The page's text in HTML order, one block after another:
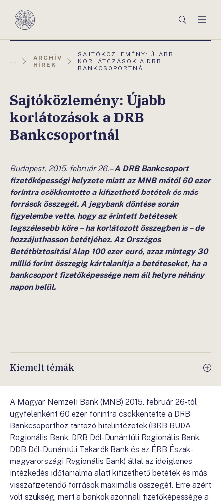
Magyar
Keresés
...
ARCHÍV
HÍREK
AKTUÁLIS
OLDAL:
SAJTÓKÖZLEMÉNY: ÚJABB
KORLÁTOZÁSOK A DRB
BANKCSOPORTNÁL
Sajtóközlemény: Újabb
korlátozások a DRB
Bankcsoportnál
Budapest, 2015. február 26. –A DRB Bankcsoport
fizetőképességi helyzete miatt azMNB mától 60 ezer
forintra csökkentette a kifizethető betétek és más
források összegét. A jegybank döntése során
figyelembe vette, hogy az érintett betétesek
legszélesebb köre – ha korlátozott összegben is – de
hozzájuthasson betétjéhez. Az Országos
Betétbiztosítási Alap 100 ezer euró, azaz mintegy 30
millió forint összegig kártalanítja a betéteseket, ha a
bankcsoport fizetőképessége nem áll helyre néhány
napon belül.
Kiemelt témák
A Magyar Nemzeti Bank (MNB) 2015. február 26-tól
ügyfelenként 60 ezer forintra csökkentette a DRB
Bankcsoporthoz tartozó hitelintézetek (BRB BUDA
Regionális Bank, DRB Dél-Dunántúli Regionális Bank,
DDB Dél-Dunántúli Takarék Bank és az ÉRB Észak-
magyarországi Regionális Bank) által az ideiglenes
intézkedés időtartalma alatt kifizethető betétek és más
visszafizetendő források maximális összegét. Erre azért
volt szükség, mert a bankok azonnali fizetőképessége a